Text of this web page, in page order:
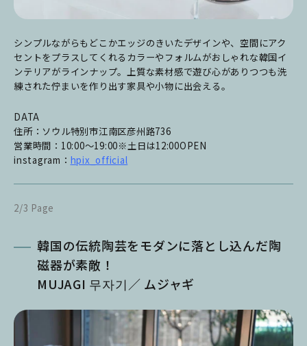
シンプルながらもどこかエッジのきいたデザインや、空間にアク
セントをプラスしてくれるカラーやフォルムがおしゃれな韓国イ
ンテリアがラインナップ。上質な素材感で遊び心がありつつも洗
練された佇まいを作り出す家具や小物に出会える。
DATA
住所：ソウル特別市江南区彦州路736
営業時間：10:00〜19:00※土日は12:00OPEN
instagram： hpix_official
2/3 Page
韓国の伝統陶芸をモダンに落とし込んだ陶
磁器が素敵！
MUJAGI 무자기／ ムジャギ